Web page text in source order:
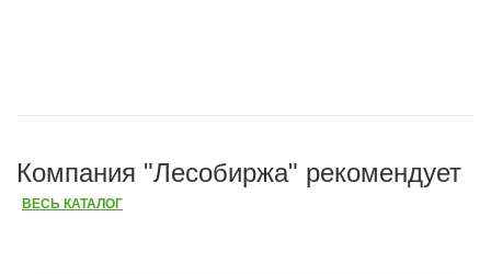
Компания "Лесобиржа" рекомендует
ВЕСЬ КАТАЛОГ